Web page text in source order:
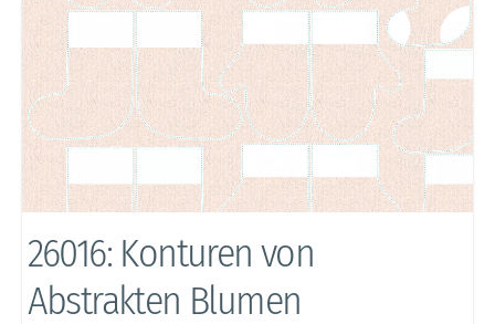
26016: Konturen von
Abstrakten Blumen